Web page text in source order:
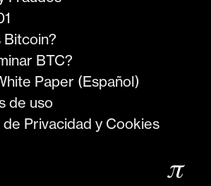
Bitcoin?
BTC?
Paper (Español)
de uso
Privacidad y Cookies
𝜋